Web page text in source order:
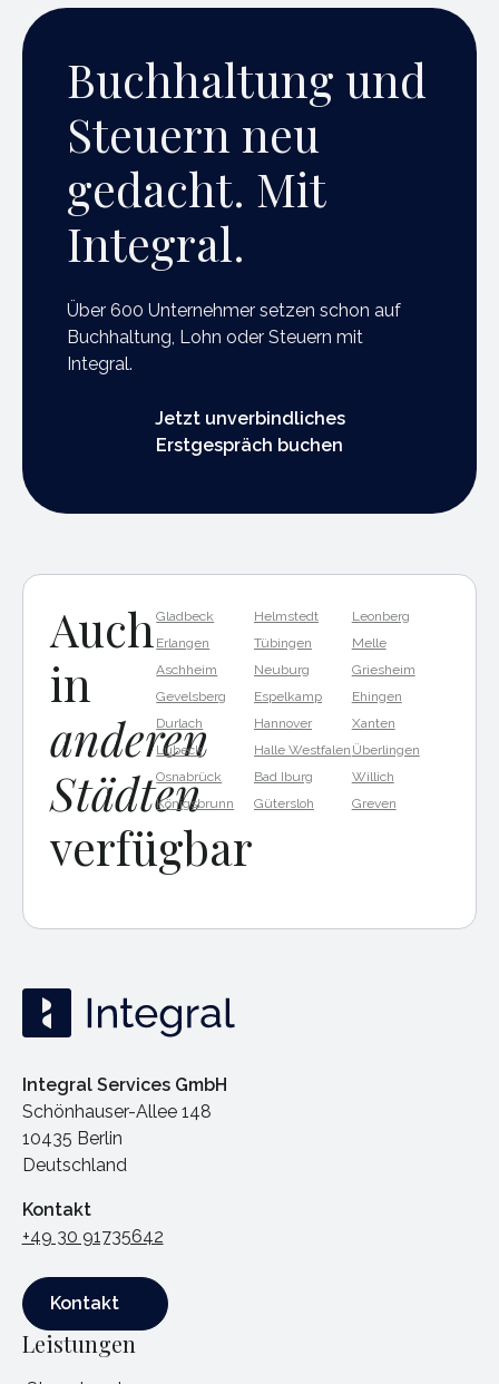
Buchhaltung und
Steuern neu
gedacht. Mit
Integral.
Über 600 Unternehmer setzen schon auf
Buchhaltung, Lohn oder Steuern mit
Integral.
Jetzt unverbindliches
Erstgespräch buchen
Jetzt unverbindliches Erstgespräch buchen
Auch
in
anderen
Städten
verfügbar
Gladbeck Helmstedt
Leonberg
Erlangen
Tübingen
Melle
Aschheim
Neuburg
Griesheim
Gevelsberg
Espelkamp
Ehingen
Durlach
Hannover
Xanten
Lübeck
Halle Westfalen Überlingen
Osnabrück
Bad Iburg
Willich
Königsbrunn
Gütersloh Greven
Integral Services GmbH
Schönhauser-Allee 148
10435 Berlin
Deutschland
Kontakt
+49 30 91735642
Kontakt
Kontakt
Leistungen